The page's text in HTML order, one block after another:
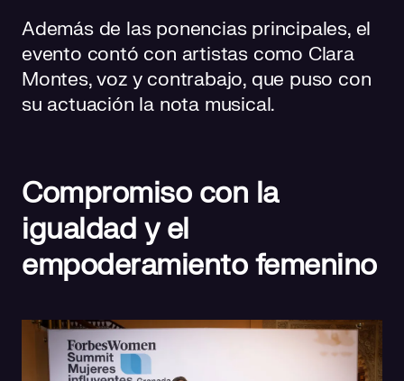
Además de las ponencias principales, el
evento contó con artistas como Clara
Montes, voz y contrabajo, que puso con
su actuación la nota musical.
Compromiso con la
igualdad y el
empoderamiento femenino